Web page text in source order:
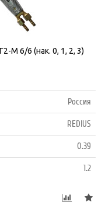
М 6/6 (нак. 0, 1, 2, 3)
Россия
REDIUS
0.39
1.2